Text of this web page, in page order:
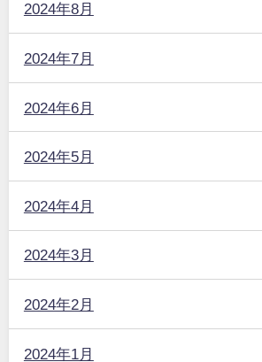
2024年8月
2024年7月
2024年6月
2024年5月
2024年4月
2024年3月
2024年2月
2024年1月